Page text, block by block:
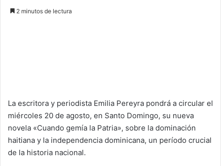
2 minutos de lectura
La escritora y periodista Emilia Pereyra pondrá a circular el
miércoles 20 de agosto, en Santo Domingo, su nueva
novela «Cuando gemía la Patria», sobre la dominación
haitiana y la independencia dominicana, un período crucial
de la historia nacional.